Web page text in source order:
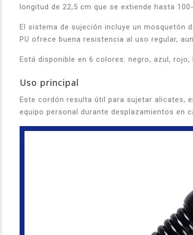
longitud de 22,5 cm que se extiende hasta
El sistema de sujeción incluye un mosquetón
PU ofrece buena resistencia al uso regular,
Está disponible en 6 colores: negro, azul,
Uso principal
Este cordón resulta útil para sujetar alicates,
equipo personal durante desplazamientos en